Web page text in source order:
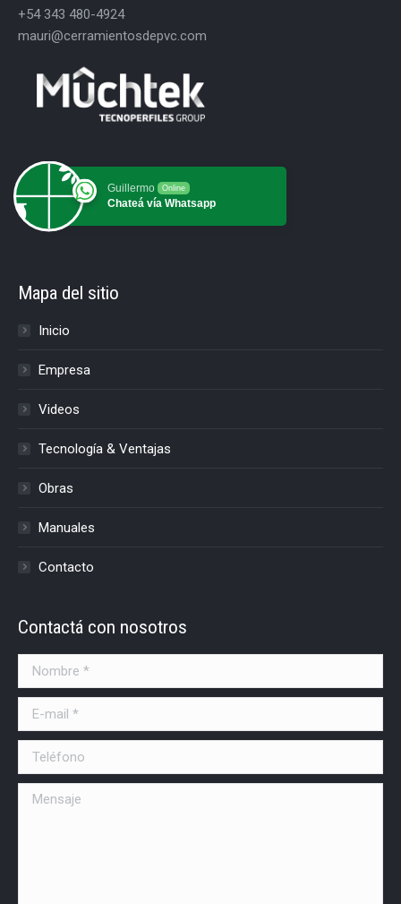
+54 343 480-4924
mauri@cerramientosdepvc.com
Guillermo Online
Chateá vía Whatsapp
Mapa del sitio
Inicio
Empresa
Videos
Tecnología & Ventajas
Obras
Manuales
Contacto
Contactá con nosotros
Nombre *
E-mail *
Teléfono
Mensaje